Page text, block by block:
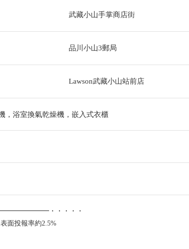
武藏小山手掌商店街
品川小山3郵局
Lawson武藏小山站前店
，浴室換氣乾燥機，嵌入式衣櫃
・・・・・
面投報率約2.5%